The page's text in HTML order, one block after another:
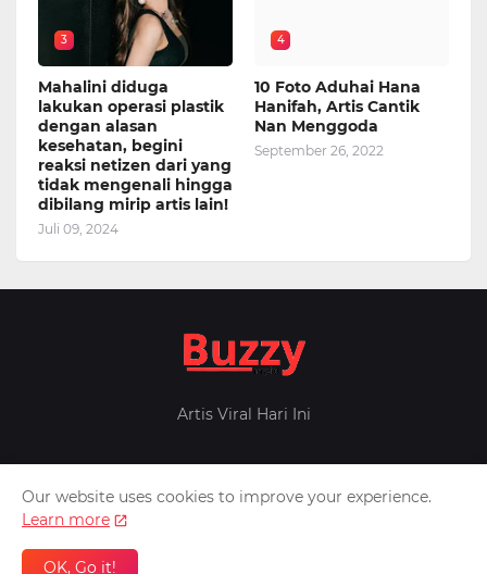
3
Mahalini diduga
lakukan operasi plastik
dengan alasan
kesehatan, begini
reaksi netizen dari yang
tidak mengenali hingga
dibilang mirip artis lain!
Juli 09, 2024
4
10 Foto Aduhai Hana
Hanifah, Artis Cantik
Nan Menggoda
September 26, 2022
Artis Viral Hari Ini
Design by -Pontianak
About Us Privacy Policy Contact Us
Our website uses cookies to improve your experience.
Learn more
OK, Go it!